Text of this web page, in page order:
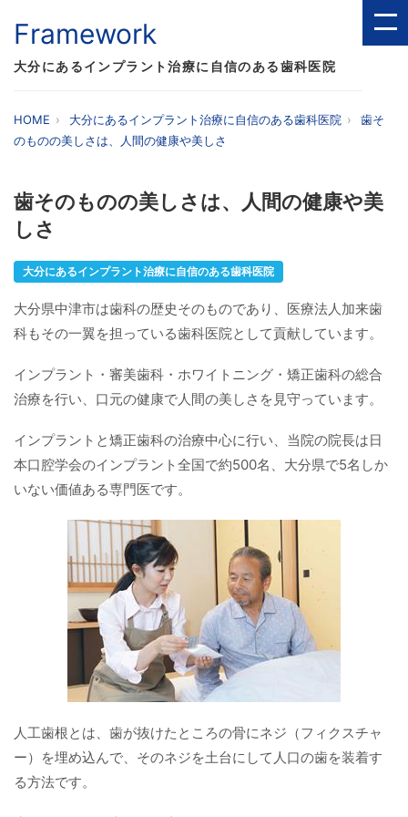
Framework
大分にあるインプラント治療に自信のある歯科医院
HOME 大分にあるインプラント治療に自信のある歯科医院
歯そ
のものの美しさは、人間の健康や美しさ
歯そのものの美しさは、人間の健康や美
しさ
大分にあるインプラント治療に自信のある歯科医院
大分県中津市は歯科の歴史そのものであり、医療法人加来歯
科もその一翼を担っている歯科医院として貢献しています。
インプラント・審美歯科・ホワイトニング・矯正歯科の総合
治療を行い、口元の健康で人間の美しさを見守っています。
インプラントと矯正歯科の治療中心に行い、当院の院長は日
本口腔学会のインプラント全国で約500名、大分県で5名しか
いない価値ある専門医です。
人工歯根とは、歯が抜けたところの骨にネジ（フィクスチャ
ー）を埋め込んで、そのネジを土台にして人口の歯を装着す
る方法です。